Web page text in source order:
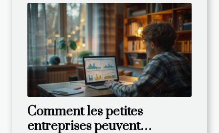
Comment les petites
entreprises peuvent